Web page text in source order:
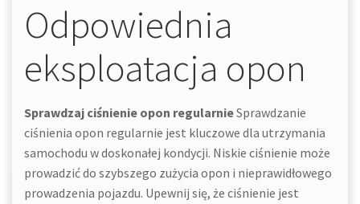
Odpowiednia
eksploatacja opon
Sprawdzaj ciśnienie opon regularnieSprawdzanie
ciśnienia opon regularnie jest kluczowe dla utrzymania
samochodu w doskonałej kondycji. Niskie ciśnienie może
prowadzić do szybszego zużycia opon i nieprawidłowego
prowadzenia pojazdu. Upewnij się, że ciśnienie jest